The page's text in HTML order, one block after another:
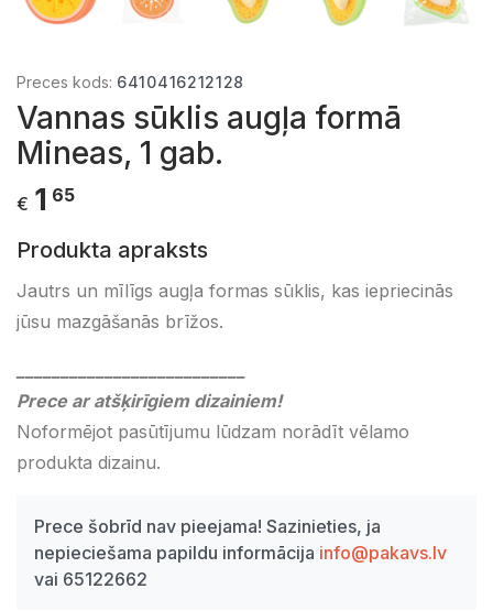
Preces kods: 6410416212128
Vannas sūklis augļa formā
Mineas, 1 gab.
€ 1 65
Produkta apraksts
Jautrs un mīlīgs augļa formas sūklis, kas iepriecinās
jūsu mazgāšanās brīžos.
Prece ar atšķirīgiem dizainiem!
Noformējot pasūtījumu lūdzam norādīt vēlamo
produkta dizainu.
Prece šobrīd nav pieejama! Sazinieties, ja
nepieciešama papildu informācija info@pakavs.lv
vai 65122662